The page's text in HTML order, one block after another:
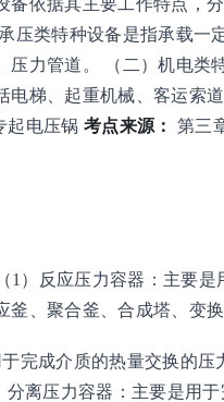
压类特种设备是指承载一
压力管道。 （二）机电类
电梯、起重机械、客运索
起电压锅考点来源： 第三
1）反应压力容器：主要
釜、聚合釜、合成塔、变
于完成介质的热量交换的
离压力容器：主要是用